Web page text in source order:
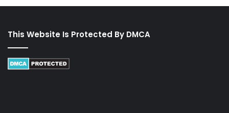
This Website Is Protected By DMCA